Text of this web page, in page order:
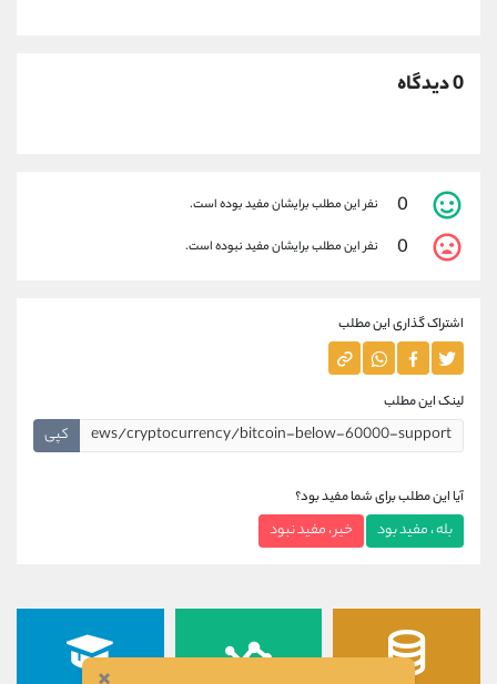
0 دیدگاه
0 نفر این مطلب برایشان مفید بوده است.
0 نفر این مطلب برایشان مفید نبوده است.
اشتراک گذاری این مطلب
لینک این مطلب
کپی
آیا این مطلب برای شما مفید بود؟
بله ، مفید بود خیر ، مفید نبود